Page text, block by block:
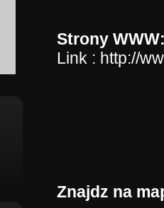
Strony
Link : http://
Znajdz na